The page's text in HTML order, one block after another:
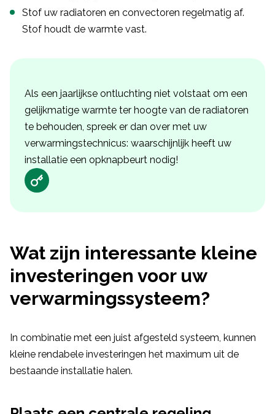
Stof uw radiatoren en convectoren regelmatig af.
Stof houdt de warmte vast.
Als een jaarlijkse ontluchting niet volstaat om een
gelijkmatige warmte ter hoogte van de radiatoren
te behouden, spreek er dan over met uw
verwarmingstechnicus: waarschijnlijk heeft uw
installatie een opknapbeurt nodig!
Wat zijn interessante kleine
investeringen voor uw
verwarmingssysteem?
In combinatie met een juist afgesteld systeem, kunnen
kleine rendabele investeringen het maximum uit de
bestaande installatie halen.